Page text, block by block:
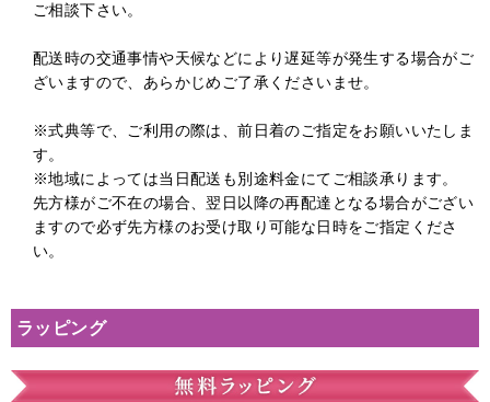
ご相談下さい。
配送時の交通事情や天候などにより遅延等が発生する場合がご
ざいますので、あらかじめご了承くださいませ。
※式典等で、ご利用の際は、前日着のご指定をお願いいたしま
す。
※地域によっては当日配送も別途料金にてご相談承ります。
先方様がご不在の場合、翌日以降の再配達となる場合がござい
ますので必ず先方様のお受け取り可能な日時をご指定くださ
い。
ラッピング